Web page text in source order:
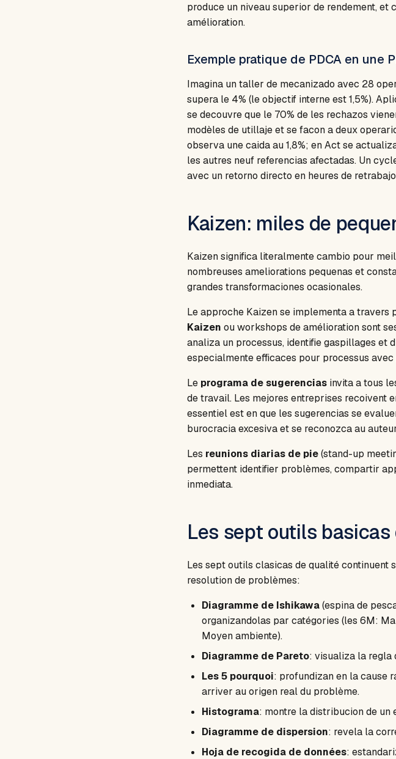
produce un niveau superior de rendement,
amélioration.
Exemple pratique de PDCA en une
Imagina un taller de mecanizado avec 28
supera le 4% (le objectif interne est 1,5%).
se decouvre que le 70% de les rechazos
modèles de utillaje et se facon a deux
observa une caida au 1,8%; en Act se
les autres neuf referencias afectadas. Un
avec un retorno directo en heures de
Kaizen: miles de
Kaizen significa literalmente cambio pour
nombreuses ameliorations pequenas et
grandes transformaciones ocasionales.
Le approche Kaizen se implementa a travers
Kaizen ou workshops de amélioration sont
analiza un processus, identifie gaspillages et
especialmente efficaces pour processus
Le programa de sugerencias invita a tous
de travail. Les mejores entreprises recoivent
essentiel est en que les sugerencias se
burocracia excesiva et se reconozca au
Les reunions diarias de pie(stand-up
permettent identifier problèmes, compartir
inmediata.
Les sept outils
Les sept outils clasicas de qualité
resolution de problèmes:
Diagramme de Ishikawa(espina de
organizandolas par catégories (les 6M:
Moyen ambiente).
Diagramme de Pareto: visualiza la
Les 5 pourquoi: profundizan en la cause
arriver au origen real du problème.
Histograma: montre la distribucion de un
Diagramme de dispersion: revela la
Hoja de recogida de données: